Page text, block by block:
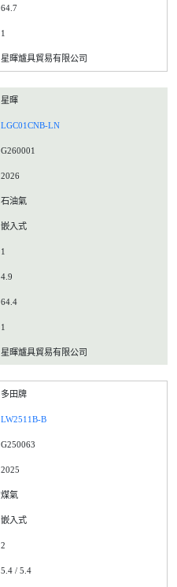
64.7
1
星暉爐具貿易有限公司
星暉
LGC01CNB-LN
G260001
2026
石油氣
嵌入式
1
4.9
64.4
1
星暉爐具貿易有限公司
多田牌
LW2511B-B
G250063
2025
煤氣
嵌入式
2
5.4 / 5.4